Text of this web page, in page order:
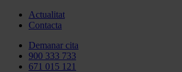
Actualitat
Contacta
Demanar cita
900 333 733
671 015 121